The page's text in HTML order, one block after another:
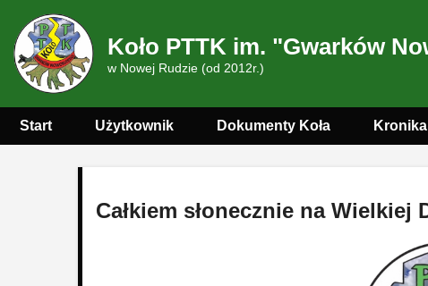
Koło PTTK im. "Gwarków
w Nowej Rudzie (od 2012r.)
Start Użytkownik Dokumenty Koła Kronika
Całkiem słonecznie na Wielkiej